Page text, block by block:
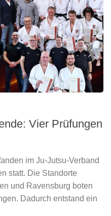
Vier Prüfungen
im Ju-Jutsu-Verband
statt. Die Standorte
und Ravensburg boten
Dadurch entstand ein